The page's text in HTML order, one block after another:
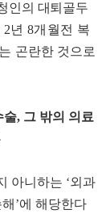
인의 대퇴골두
2년8개월전 복
곤란한 것으로
술, 그 밖의 의료
아니하는 ‘외과
’에 해당한다